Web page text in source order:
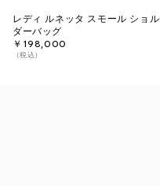
レディ ルネッタ スモール ショル
ダーバッグ
￥198,000
（税込）